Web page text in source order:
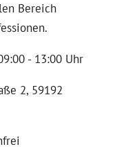
Bereich
- 13:00 Uhr
2, 59192